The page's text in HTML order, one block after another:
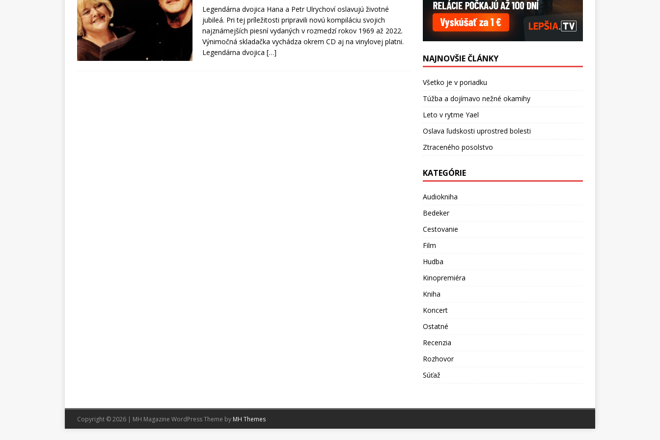
Legendárna dvojica Hana a Petr Ulrychoví oslavujú životné
jubileá. Pri tej príležitosti pripravili novú kompiláciu svojich
najznámejších piesní vydaných v rozmedzí rokov 1969 až 2022.
Výnimočná skladačka vychádza okrem CD aj na vinylovej platni.
Legendárna dvojica […]
NAJNOVŠIE ČLÁNKY
Všetko je v poriadku
Túžba a dojímavo nežné okamihy
Leto v rytme Yael
Oslava ľudskosti uprostred bolesti
Ztraceného posolstvo
KATEGÓRIE
Audiokniha
Bedeker
Cestovanie
Film
Hudba
Kinopremiéra
Kniha
Koncert
Ostatné
Recenzia
Rozhovor
Súťaž
Copyright © 2026 | MH Magazine WordPress Theme by MH Themes